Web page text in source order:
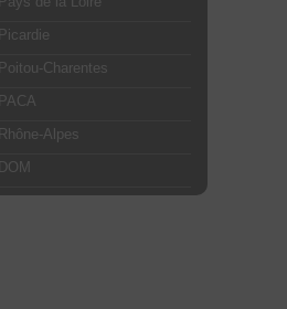
Picardie
Poitou-Charentes
PACA
Rhône-Alpes
DOM